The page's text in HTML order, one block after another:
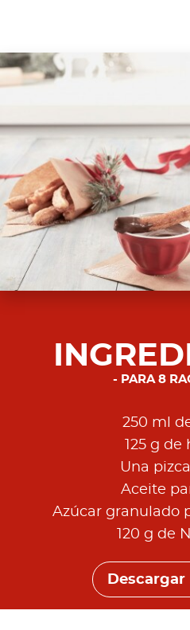
PARA 8
250 ml
125 g de
Una
Aceite
Azúcar granulado
120 g de
Descargar